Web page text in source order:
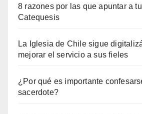
8 razones por las que apuntar a
Catequesis
La Iglesia de Chile sigue
mejorar el servicio a sus fieles
¿Por qué es importante
sacerdote?